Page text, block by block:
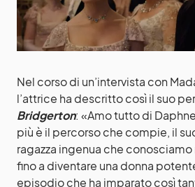
Nel corso di un’intervista con
l’attrice ha descritto così il suo
Bridgerton: «Amo tutto di
più è il percorso che compie, il
ragazza ingenua che
fino a diventare una donna
episodio che ha imparato così